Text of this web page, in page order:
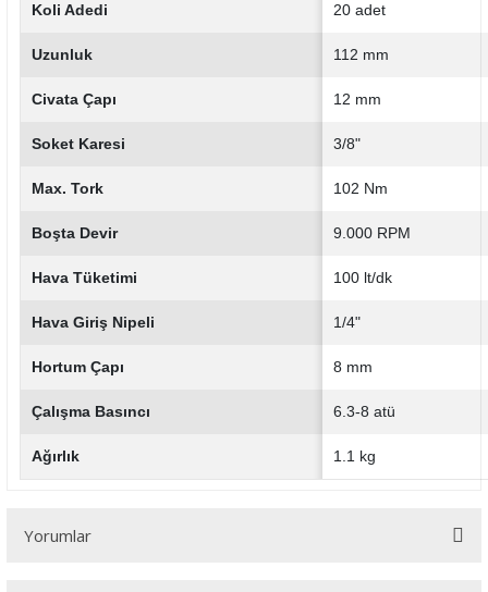
Koli Adedi 20 adet
Uzunluk 112 mm
Civata Çapı 12 mm
Soket Karesi 3/8"
Max. Tork 102 Nm
Boşta Devir 9.000 RPM
Hava Tüketimi 100 lt/dk
Hava Giriş Nipeli 1/4"
Hortum Çapı 8 mm
Çalışma Basıncı 6.3-8 atü
Ağırlık 1.1 kg
Yorumlar